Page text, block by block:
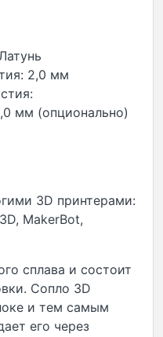
2,0 мм
мм (опционально)
3D принтерами:
MakerBot,
сплава и состоит
Сопло 3D
и тем самым
его через